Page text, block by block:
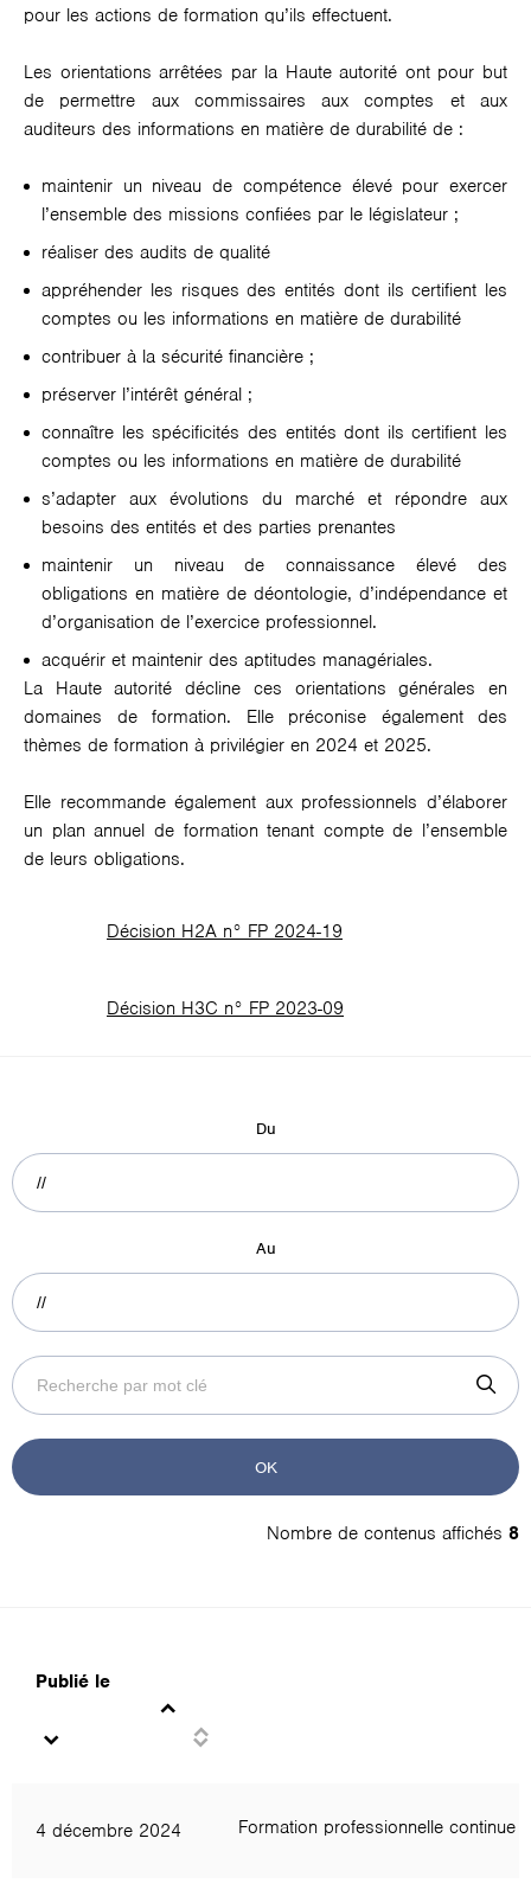
pour les actions de formation qu’ils effectuent.
Les orientations arrêtées par la Haute autorité ont pour but
de permettre aux commissaires aux comptes et aux
auditeurs des informations en matière de durabilité de :
maintenir un niveau de compétence élevé pour exercer
l’ensemble des missions confiées par le législateur ;
réaliser des audits de qualité
appréhender les risques des entités dont ils certifient les
comptes ou les informations en matière de durabilité
contribuer à la sécurité financière ;
préserver l’intérêt général ;
connaître les spécificités des entités dont ils certifient les
comptes ou les informations en matière de durabilité
s’adapter aux évolutions du marché et répondre aux
besoins des entités et des parties prenantes
maintenir un niveau de connaissance élevé des
obligations en matière de déontologie, d’indépendance et
d’organisation de l’exercice professionnel.
acquérir et maintenir des aptitudes managériales.
La Haute autorité décline ces orientations générales en
domaines de formation. Elle préconise également des
thèmes de formation à privilégier en 2024 et 2025.
Elle recommande également aux professionnels d’élaborer
un plan annuel de formation tenant compte de l’ensemble
de leurs obligations.
Décision H2A n° FP 2024-19
Décision H3C n° FP 2023-09
Du
Au
Recherche
par
clé
OK
Nombre de contenus affichés 8
Publié le
4 décembre 2024 Formation professionnelle